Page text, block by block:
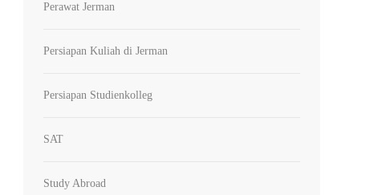
Perawat Jerman
Persiapan Kuliah di Jerman
Persiapan Studienkolleg
SAT
Study Abroad